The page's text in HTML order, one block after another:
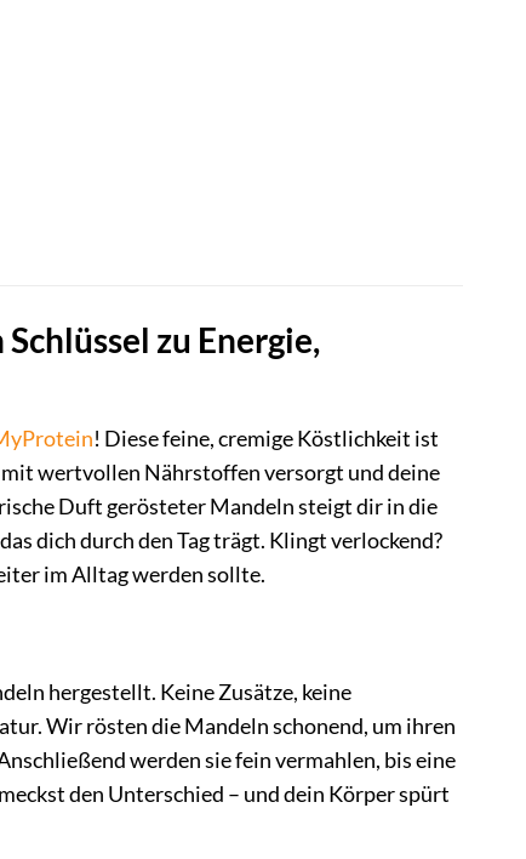
zu Energie,
! Diese feine, cremige Köstlichkeit ist
mit wertvollen Nährstoffen versorgt und deine
Duft gerösteter Mandeln steigt dir in die
dich durch den Tag trägt. Klingt verlockend?
im Alltag werden sollte.
hergestellt. Keine Zusätze, keine
Wir rösten die Mandeln schonend, um ihren
werden sie fein vermahlen, bis eine
den Unterschied – und dein Körper spürt